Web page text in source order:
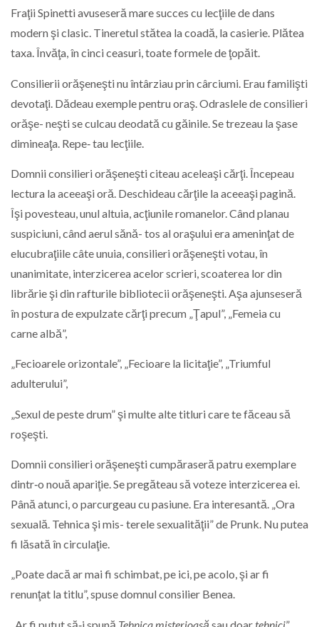
Fraţii Spinetti avuseseră mare succes cu lecţiile de dans
modern şi clasic. Tineretul stătea la coadă, la casierie. Plătea
taxa. Învăţa, în cinci ceasuri, toate formele de ţopăit.
Consilierii orăşeneşti nu întârziau prin cârciumi. Erau familişti
devotaţi. Dădeau exemple pentru oraş. Odraslele de consilieri
orăşe- neşti se culcau deodată cu găinile. Se trezeau la şase
dimineaţa. Repe‑ tau lecţiile.
Domnii consilieri orăşeneşti citeau aceleaşi cărţi. Începeau
lectura la aceeaşi oră. Deschideau cărţile la aceeaşi pagină.
Îşi povesteau, unul altuia, acţiunile romanelor. Când planau
suspiciuni, când aerul sănă- tos al oraşului era ameninţat de
elucubraţiile câte unuia, consilieri orăşeneşti votau, în
unanimitate, interzicerea acelor scrieri, scoaterea lor din
librărie şi din rafturile bibliotecii orăşeneşti. Aşa ajunseseră
în postura de expulzate cărţi precum „Ţapul”, „Femeia cu
carne albă”,
„Fecioarele orizontale”, „Fecioare la licitaţie”, „Triumful
adulterului”,
„Sexul de peste drum” şi multe alte titluri care te făceau să
roşeşti.
Domnii consilieri orăşeneşti cumpăraseră patru exemplare
dintr‑o nouă apariţie. Se pregăteau să voteze interzicerea ei.
Până atunci, o parcurgeau cu pasiune. Era interesantă. „Ora
sexuală. Tehnica şi mis- terele sexualităţii” de Prunk. Nu putea
fi lăsată în circulaţie.
„Poate dacă ar mai fi schimbat, pe ici, pe acolo, şi ar fi
renunţat la titlu”, spuse domnul consilier Benea.